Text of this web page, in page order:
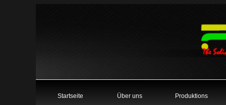
Startseite Über uns Produktions